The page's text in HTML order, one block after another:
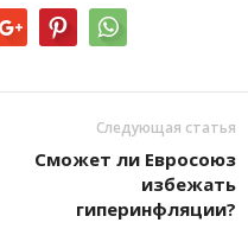
Следующая статья
Сможет ли Евросоюз
избежать
гиперинфляции?